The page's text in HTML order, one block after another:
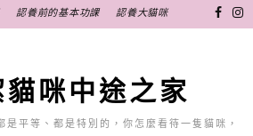
認養前的基本功課 認養大貓咪
咪中途之家
是平等、都是特別的，你怎麼看待一隻貓咪，